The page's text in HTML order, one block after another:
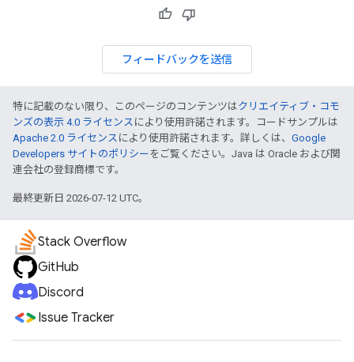
フィードバックを送信
特に記載のない限り、このページのコンテンツはクリエイティブ・コモ
ンズの表示 4.0 ライセンス により使用許諾されます。コードサンプルは
Apache 2.0 ライセンス により使用許諾されます。詳しくは、 Google
Developers サイトのポリシー をご覧ください。Java は Oracle および関
連会社の登録商標です。
最終更新日 2026-07-12 UTC。
Stack Overflow
GitHub
Discord
Issue Tracker